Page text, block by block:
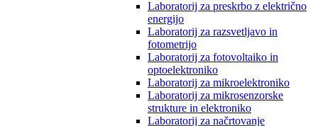
Laboratorij za preskrbo z električno
energijo
Laboratorij za razsvetljavo in
fotometrijo
Laboratorij za fotovoltaiko in
optoelektroniko
Laboratorij za mikroelektroniko
Laboratorij za mikrosenzorske
strukture in elektroniko
Laboratorij za načrtovanje